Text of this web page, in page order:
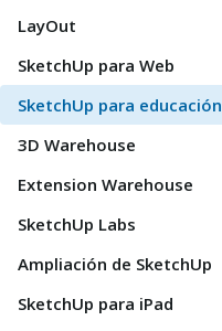
LayOut
SketchUp para Web
SketchUp para educación
3D Warehouse
Extension Warehouse
SketchUp Labs
Ampliación de SketchUp
SketchUp para iPad